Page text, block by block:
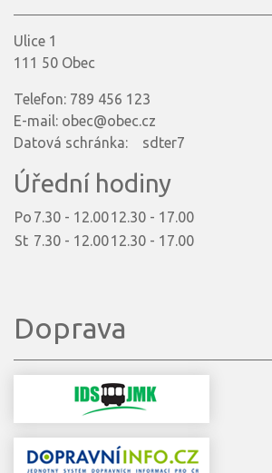
Ulice 1
111 50 Obec
Telefon: 789 456 123
E-mail: obec@obec.cz
Datová schránka: sdter7
Úřední hodiny
Po 7.30 - 12.0012.30 - 17.00
St 7.30 - 12.0012.30 - 17.00
Doprava